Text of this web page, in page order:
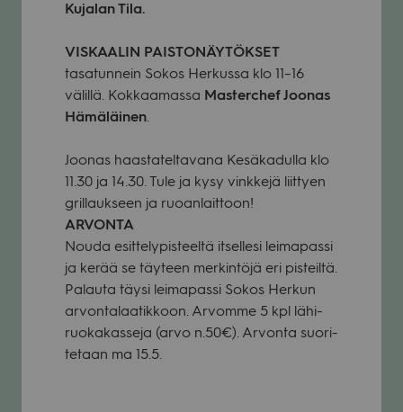
Kuja­lan Tila.
VISKAALIN PAISTONÄYTÖKSET
tasa­tun­nein Sokos Her­kussa klo 11–16
välillä. Kok­kaa­massa Mas­terc­hef Joo­nas
Hämä­läi­nen.
Joo­nas haas­ta­tel­ta­vana Kesä­ka­dulla klo
11.30 ja 14.30. Tule ja kysy vink­kejä liit­tyen
gril­lauk­seen ja ruo­an­lait­toon!
ARVONTA
Nouda esit­te­ly­pis­teeltä itsel­lesi lei­ma­passi
ja kerää se täy­teen mer­kin­töjä eri pis­teiltä.
Palauta täysi lei­ma­passi Sokos Her­kun
arvon­ta­laa­tik­koon. Arvomme 5 kpl lähi­
ruo­ka­kas­seja (arvo n.50€). Arvonta suo­ri­
te­taan ma 15.5.